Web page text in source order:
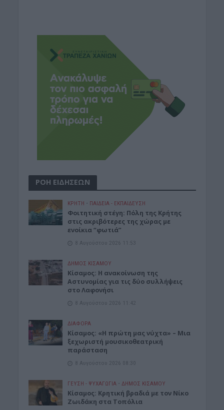
ΡΟΗ ΕΙΔΗΣΕΩΝ
ΚΡΗΤΗ • ΠΑΙΔΕΙΑ - ΕΚΠΑΙΔΕΥΣΗ
Φοιτητική στέγη: Πόλη της Κρήτης
στις ακριβότερες της χώρας με
ενοίκια “φωτιά”
8 Αυγούστου 2026 11:53
ΔΉΜΟΣ ΚΙΣΆΜΟΥ
Κίσαμος: Η ανακοίνωση της
Αστυνομίας για τις δύο συλλήψεις
στο Λαφονήσι
8 Αυγούστου 2026 11:42
ΔΙΆΦΟΡΑ
Κίσαμος: «Η πρώτη μας νύχτα» – Μια
ξεχωριστή μουσικοθεατρική
παράσταση
8 Αυγούστου 2026 08:30
ΓΕΎΣΗ - ΨΥΧΑΓΩΓΊΑ • ΔΉΜΟΣ ΚΙΣΆΜΟΥ
Kίσαμος: Κρητική βραδιά με τον Νίκο
Ζωιδάκη στα Τοπόλια